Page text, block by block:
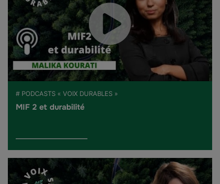
# PODCASTS « VOIX DURABLES »
MIF 2 et durabilité